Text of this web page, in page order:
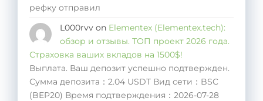
рефку отправил
L000rvv on Elementex (Elementex.tech):
обзор и отзывы. ТОП проект 2026 года.
Страховка ваших вкладов на 1500$!
Выплата. Ваш депозит успешно подтвержден.
Сумма депозита：2.04 USDT Вид сети：BSC
(BEP20) Время подтверждения：2026-07-28